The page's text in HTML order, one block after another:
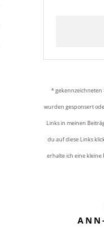
* gekennzeichneten
wurden gesponsert
Links in meinen
du auf diese Links
erhalte ich eine kleine